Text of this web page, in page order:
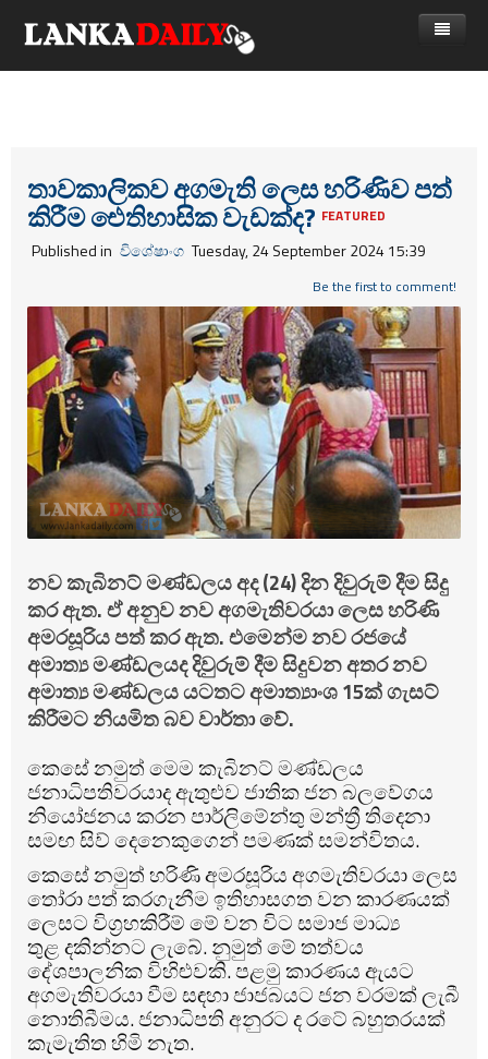
තාවකාලිකව අගමැති ලෙස හරිණිව පත්
කිරීම ‌ඓතිහාසික වැඩක්ද? FEATURED
Published in විශේෂාංග Tuesday, 24 September 2024 15:39
Be the first to comment!
නව කැබිනට් මණ්ඩලය අද (24) දින දිවුරුම් දීම සිදු
කර ඇත. ඒ අනුව නව අගමැතිවරයා ලෙස හරිණි
අමරසූරිය පත් කර ඇත. එමෙන්ම නව රජයේ
අමාත්‍ය මණ්ඩලයද දිවුරුම් දීම සිදුවන අතර නව
අමාත්‍ය මණ්ඩලය යටතට අමාත්‍යාංශ 15ක් ගැසට්
කිරීමට නියමිත බව වාර්තා වේ.
කෙසේ නමුත් මෙම කැබිනට් මණ්ඩලය
ජනාධිපතිවරයාද ඇතුළුව ජාතික ජන බලවේගය
නියෝජනය කරන පාර්ලිමේන්තු මන්ත්‍රී තිදෙනා
සමඟ සිව් දෙනෙකුගෙන් පමණක් සමන්විතය.
කෙසේ නමුත් හරිණි අමරසූරිය අගමැතිවරයා ලෙස
තෝරා පත් කරගැනීම ඉතිහාසගත වන කාරණයක්
ලෙසට විග්‍රහකිරීම් මේ වන විට සමාජ මාධ්‍ය
තුළ දකින්නට ලැබේ. නුමුත් මේ තත්වය
දේශපාලනික විහිළුවකි. පළමු කාරණය ඇයට
අගමැතිවරයා වීම සඳහා ජාජබයට ජන වරමක් ලැබී
නොතිබීමය. ජනාධිපති අනුරට ද රටේ බහුතරයක්
කැමැතිත හිමි නැත.
ක්‍රීඩා
කලා
කාලීන සංවාද
විශේෂාංග
Life
විඩියෝ ගැලරිය
විමසීම්
Advertise with us